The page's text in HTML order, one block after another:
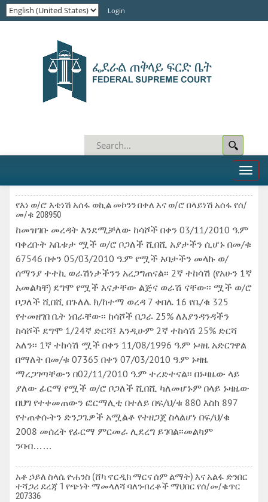
Login
Toggle
የእነ ወ/ሮ እቴነሽ አሰፋ ወኪል መኮንን በቀለ እና ወ/ሮ በላይነሽ አሰፋ የሰ/
መ/ቁ 208950
ከመዝገቡ መረዳት እንደሚቻለው ከሳሾች በቀን 03/11/2010 ዓ.ም
ባቀረቡት አቤቱታ ሟች ወ/ሮ ቦጋለች ሺበሺ አያታችን ሲሆኑ በመ/ቁ
67546 በቀን 05/03/2010 ዓ.ም የሟች አባታችን መላኩ ወ/
ሰማንያ ተተኪ ወራሽነታችንን አረጋግጠናል፡፡ 2ኛ ተከሳሽ (የአሁን 1ኛ
አመልካቸ) ደግሞ የሟች እናታቸው ልጅና ወራሽ ናቸው፡፡ ሟች ወ/ሮ
ቦጋለች ሺበሺ በጉለሌ ክ/ከተማ ወረዳ 7 ቀበሌ 16 የቤ/ቁ 325
የተመዘገበ ቤት ነበራቸው፡፡ ከሳሾች በጋራ 25% ለእያንዳንዳችን
ከሳሾች ደግሞ 1/24ኛ ድርሻ፤ እንዲሁም 2ኛ ተከሳሽ 25% ድርሻ
አለን፡፡ 1ኛ ተከሳሽ ሟች በቀን 11/08/1996 ዓ.ም ኑዛዜ አድርገዋል
በማለት በመ/ቁ 07365 በቀን 07/03/2010 ዓ.ም ኑዛዜ
ማረጋገጣቸውን በ02/11/2010 ዓ.ም ተረድተናል፡፡ በኑዛዜው ላይ
ያለው ፊርማ የሟች ወ/ሮ ቦጋለች ሺበሺ ካለመሆኑም በላይ ኑዛዜው
በህግ የተቀመጠውን ፎርማሊቲ በተለይ በፍ/ህ/ቁ 880 እስከ 897
የተጠቀሱትን ድንጋጌዎች አሟልቶ የተዘጋጀ ስላልሆነ በፍ/ህ/ቁ
2008 መሰረት የፊርማ ምርመራ ሊደረግ ይገባል፡፡መልካም
ንባብ……
አቶ ኃይለ ስላሴ ዮሐንስ (ሸካ ኖርዲክ ማርና ሰም ልማት) እና አልፋ ድንበር
ተሻጋሪ ደረጃ 1 የጭነት ማመላለሻ ባለንብረቶች ማህበር የሰ/መ/ቁጥር
207336